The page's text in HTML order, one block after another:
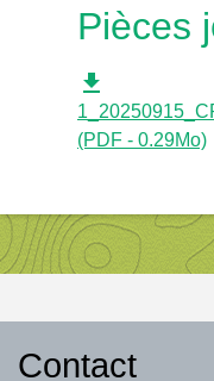
Pièces
file_download
(PDF - 0.29Mo)
Contact